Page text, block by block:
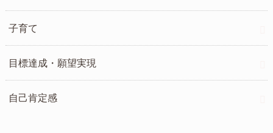
子育て
目標達成・願望実現
自己肯定感